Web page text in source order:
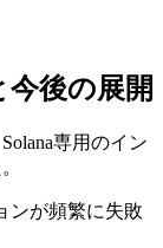
後の展開
専用のイン
ンが頻繁に失敗